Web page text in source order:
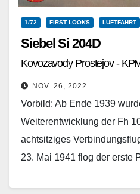
1/72 FIRST LOOKS LUFTFAHRT
Siebel Si 204D
Kovozavody Prostejov -
NOV. 26, 2022
Vorbild: Ab Ende 1939
Weiterentwicklung der Fh
achtsitziges
23. Mai 1941 flog der erste